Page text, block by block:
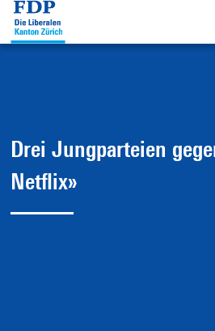
Drei Jungparteien
Netflix»